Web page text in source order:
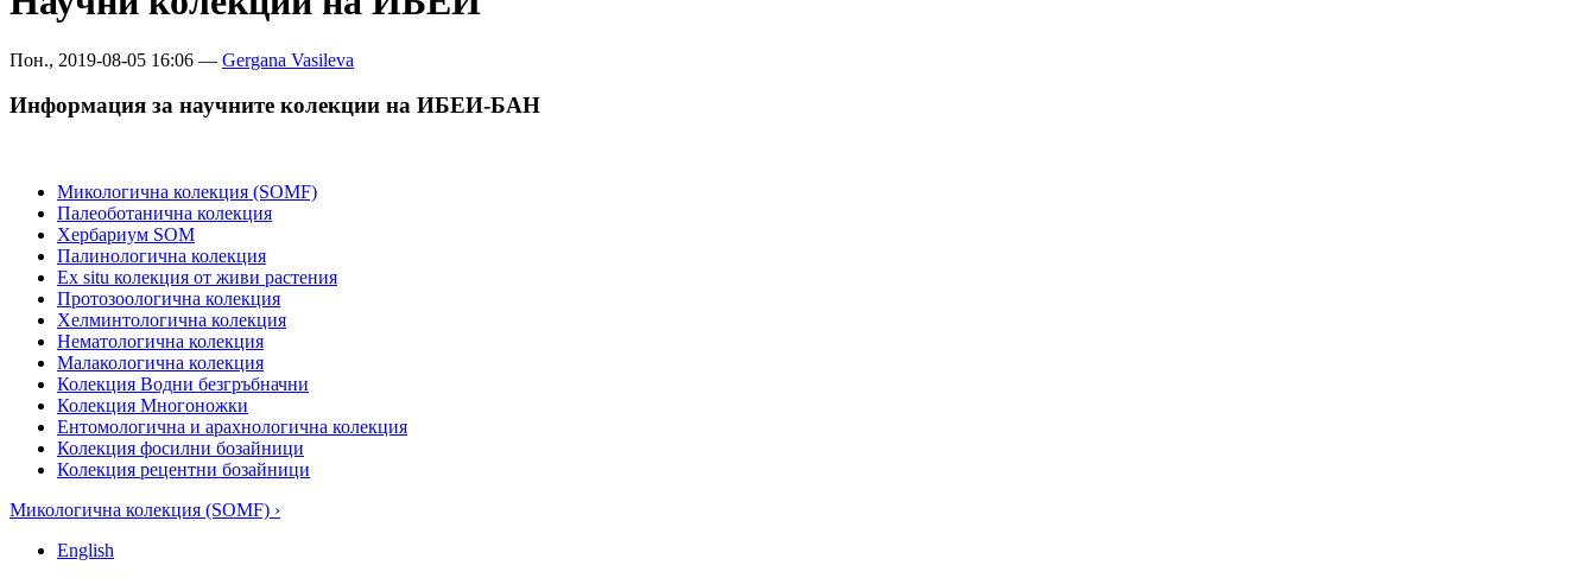
Пон., 2019-08-05 16:06 — Gergana Vasileva
Информация за научните колекции на ИБЕИ-БАН
Микологична колекция (SOMF)
Палеоботанична колекция
Хербариум SOM
Палинологична колекция
Ex situ колекция от живи растения
Протозоологична колекция
Хелминтологична колекция
Нематологична колекция
Малакологична колекция
Колекция Водни безгръбначни
Колекция Многоножки
Ентомологична и арахнологична колекция
Колекция фосилни бозайници
Колекция рецентни бозайници
Микологична колекция (SOMF) ›
English